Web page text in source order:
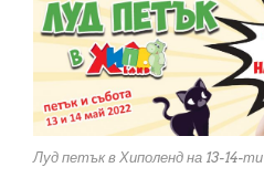
Луд петък в Хиполенд на 13-14-